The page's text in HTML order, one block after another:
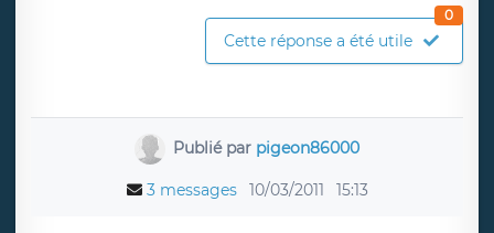
Cette réponse a été utile
0
Publié par pigeon86000
3 messages 10/03/2011 15:13